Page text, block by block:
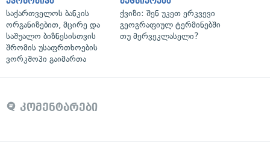
საქართველოს ბანკის
ორგანიზებით, მცირე და
საშუალო ბიზნესისთვის
შრომის უსაფრთხოების
ვორკშოპი გაიმართა
ქვიზი: შენ უკეთ ერკვევი
გეოგრაფიულ ტერმინებში
თუ მერვეკლასელი?
კომენტარები